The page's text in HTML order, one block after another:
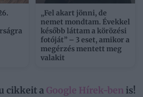
„Fel akart jönni, de
nemet mondtam. Évekkel
később láttam a körözési
fotóját” – 3 eset, amikor a
megérzés mentett meg
valakit
cikkeit a Google Hírek-ben is!